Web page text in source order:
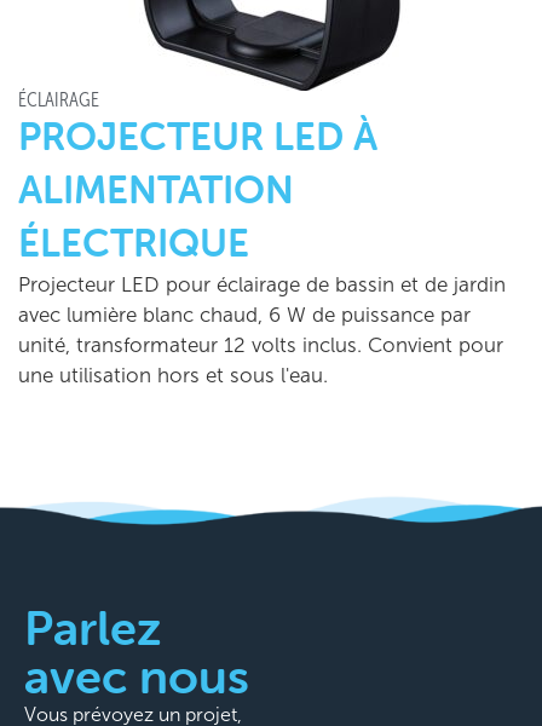
ÉCLAIRAGE
PROJECTEUR LED À
ALIMENTATION
ÉLECTRIQUE
Projecteur LED pour éclairage de bassin et de jardin
avec lumière blanc chaud, 6 W de puissance par
unité, transformateur 12 volts inclus. Convient pour
une utilisation hors et sous l'eau.
Parlez
avec nous
Vous prévoyez un projet,